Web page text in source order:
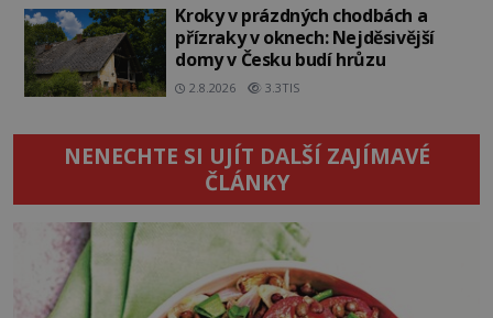
Kroky v prázdných chodbách a
přízraky v oknech: Nejděsivější
domy v Česku budí hrůzu
2.8.2026 3.3TIS
NENECHTE SI UJÍT DALŠÍ ZAJÍMAVÉ
ČLÁNKY